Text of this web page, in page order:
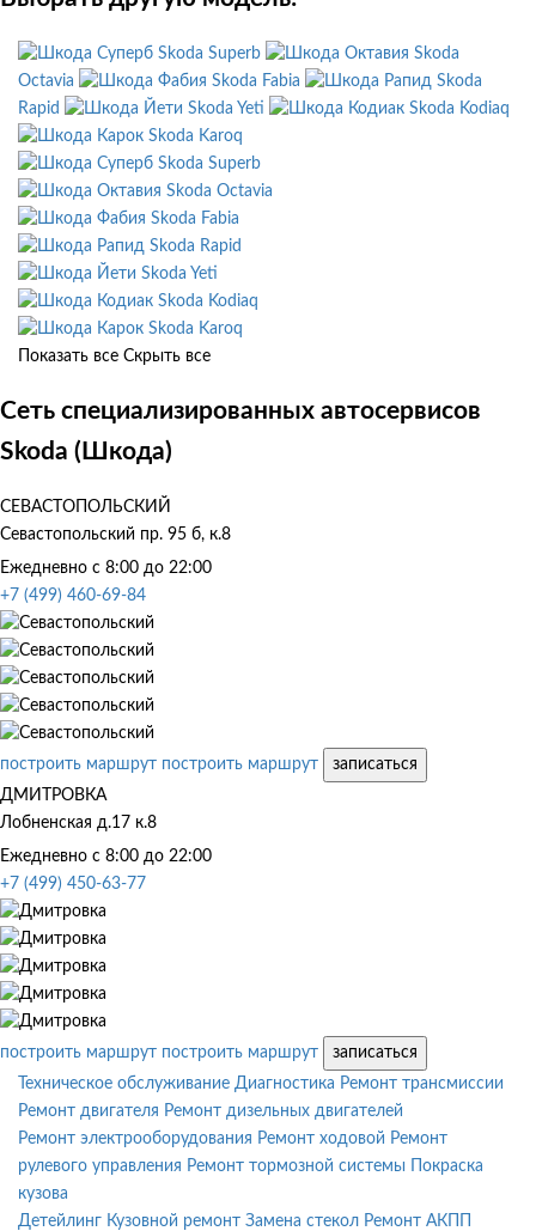
Skoda Superb
Skoda
Octavia
Skoda Fabia
Skoda
Rapid
Skoda Yeti
Skoda Kodiaq
Skoda Karoq
Skoda Superb
Skoda Octavia
Skoda Fabia
Skoda Rapid
Skoda Yeti
Skoda Kodiaq
Skoda Karoq
Показать все Скрыть все
Сеть специализированных автосервисов
Skoda (Шкода)
СЕВАСТОПОЛЬСКИЙ
Севастопольский пр. 95 б, к.8
Ежедневно с 8:00 до 22:00
+7 (499) 460-69-84
построить маршрут построить маршрут
записаться
ДМИТРОВКА
Лобненская д.17 к.8
Ежедневно с 8:00 до 22:00
+7 (499) 450-63-77
построить маршрут построить маршрут
записаться
Техническое обслуживание Диагностика Ремонт трансмиссии
Ремонт двигателя Ремонт дизельных двигателей
Ремонт электрооборудования Ремонт ходовой Ремонт
рулевого управления Ремонт тормозной системы
Покраска
кузова
Детейлинг Кузовной ремонт Замена стекол Ремонт АКПП